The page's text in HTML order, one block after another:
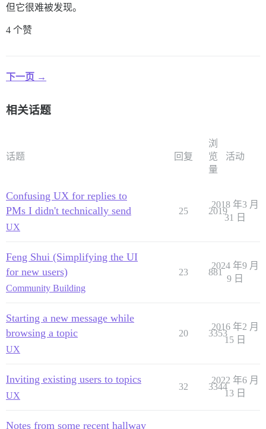
但它很难被发现。
4 个赞
下一页 →
相关话题
话题 回复
浏
览
量
活动
Confusing UX for replies to
PMs I didn't technically send
UX
25 2019
2018 年3 月
31 日
Feng Shui (Simplifying the UI
for new users)
Community Building
23 881
2024 年9 月
9 日
Starting a new message while
browsing a topic
UX
20 3353
2016 年2 月
15 日
Inviting existing users to topics
UX
32 3344
2022 年6 月
13 日
Notes from some recent hallway